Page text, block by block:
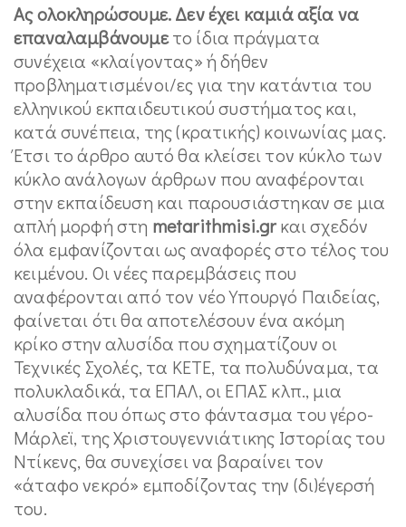
Ας ολοκληρώσουμε. Δεν έχει καμιά αξία να
επαναλαμβάνουμετο ίδια πράγματα
συνέχεια «κλαίγοντας» ή δήθεν
προβληματισμένοι/ες για την κατάντια του
ελληνικού εκπαιδευτικού συστήματος και,
κατά συνέπεια, της (κρατικής) κοινωνίας μας.
Έτσι το άρθρο αυτό θα κλείσει τον κύκλο των
κύκλο ανάλογων άρθρων που αναφέρονται
στην εκπαίδευση και παρουσιάστηκαν σε μια
απλή μορφή στη metarithmisi.grκαι σχεδόν
όλα εμφανίζονται ως αναφορές στο τέλος του
κειμένου. Οι νέες παρεμβάσεις που
αναφέρονται από τον νέο Υπουργό Παιδείας,
φαίνεται ότι θα αποτελέσουν ένα ακόμη
κρίκο στην αλυσίδα που σχηματίζουν οι
Τεχνικές Σχολές, τα ΚΕΤΕ, τα πολυδύναμα, τα
πολυκλαδικά, τα ΕΠΑΛ, οι ΕΠΑΣ κλπ., μια
αλυσίδα που όπως στο φάντασμα του γέρο-
Μάρλεϊ, της Χριστουγεννιάτικης Ιστορίας του
Ντίκενς, θα συνεχίσει να βαραίνει τον
«άταφο νεκρό» εμποδίζοντας την (δι)έγερσή
του.